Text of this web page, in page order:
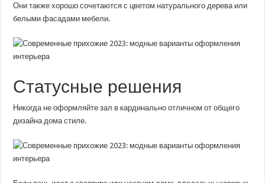
Они также хорошо сочетаются с цветом натурального дерева или
белыми фасадами мебели.
Статусные решения
Никогда не оформляйте зал в кардинально отличном от общего
дизайна дома стиле.